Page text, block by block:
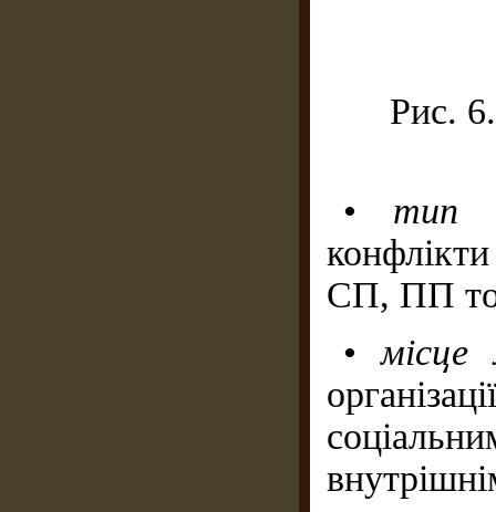
Рис.
• тип
СП, ПП
•місце